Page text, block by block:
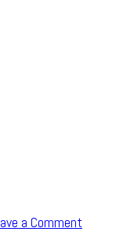
a Comment